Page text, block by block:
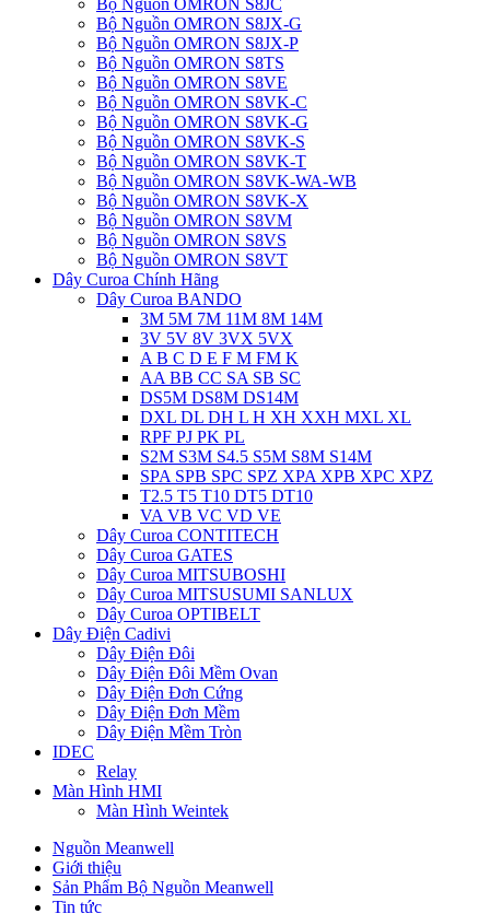
Bộ Nguồn OMRON S8JX-G
Bộ Nguồn OMRON S8JX-P
Bộ Nguồn OMRON S8TS
Bộ Nguồn OMRON S8VE
Bộ Nguồn OMRON S8VK-C
Bộ Nguồn OMRON S8VK-G
Bộ Nguồn OMRON S8VK-S
Bộ Nguồn OMRON S8VK-T
Bộ Nguồn OMRON S8VK-WA-WB
Bộ Nguồn OMRON S8VK-X
Bộ Nguồn OMRON S8VM
Bộ Nguồn OMRON S8VS
Bộ Nguồn OMRON S8VT
Dây Curoa Chính Hãng
Dây Curoa BANDO
3M 5M 7M 11M 8M 14M
3V 5V 8V 3VX 5VX
A B C D E F M FM K
AA BB CC SA SB SC
DS5M DS8M DS14M
DXL DL DH L H XH XXH MXL XL
RPF PJ PK PL
S2M S3M S4.5 S5M S8M S14M
SPA SPB SPC SPZ XPA XPB XPC XPZ
T2.5 T5 T10 DT5 DT10
VA VB VC VD VE
Dây Curoa CONTITECH
Dây Curoa GATES
Dây Curoa MITSUBOSHI
Dây Curoa MITSUSUMI SANLUX
Dây Curoa OPTIBELT
Dây Điện Cadivi
Dây Điện Đôi
Dây Điện Đôi Mềm Ovan
Dây Điện Đơn Cứng
Dây Điện Đơn Mềm
Dây Điện Mềm Tròn
IDEC
Relay
Màn Hình HMI
Màn Hình Weintek
Nguồn Meanwell
Giới thiệu
Sản Phẩm Bộ Nguồn Meanwell
Tin tức